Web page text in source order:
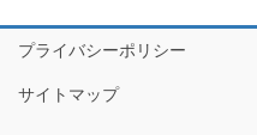
プライバシーポリシー
サイトマップ